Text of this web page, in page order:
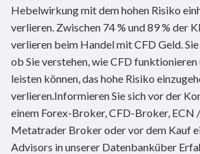
Hebelwirkung mit dem hohen Risiko
verlieren. Zwischen 74 % und 89 % der
verlieren beim Handel mit CFD Geld.
ob Sie verstehen, wie CFD funktionieren
leisten können, das hohe Risiko
verlieren.Informieren Sie sich vor der
einem Forex-Broker, CFD-Broker, ECN
Metatrader Broker oder vor dem Kauf
Advisors in unserer Datenbanküber